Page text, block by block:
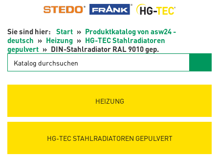
Start
Produktkatalog von asw24 -
deutsch
Heizung
HG-TEC Stahlradiatoren
gepulvert
DIN-Stahlradiator RAL 9010 gep.
Katalog
durchsuchen
HEIZUNG
HG-TEC STAHLRADIATOREN GEPULVERT